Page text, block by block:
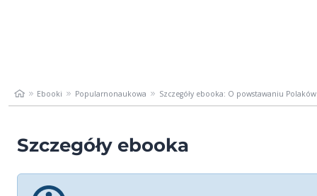
Ebooki Popularnonaukowa Szczegóły ebooka: O powstawaniu Polaków
Szczegóły ebooka